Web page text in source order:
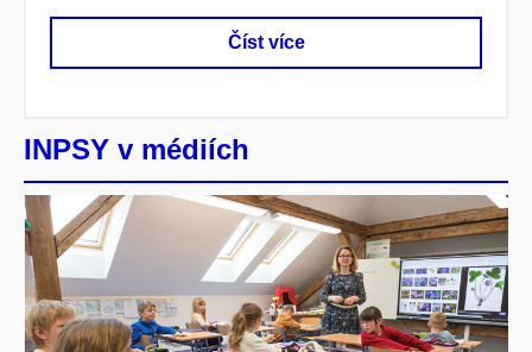
Číst více
INPSY v médiích